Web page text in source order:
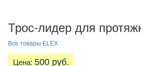
Трос-лидер для
Все товары ELEX
Цена: 500 руб.